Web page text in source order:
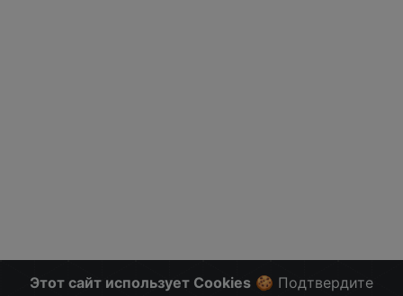
Этот сайт использует Cookies 🍪 Подтвердите